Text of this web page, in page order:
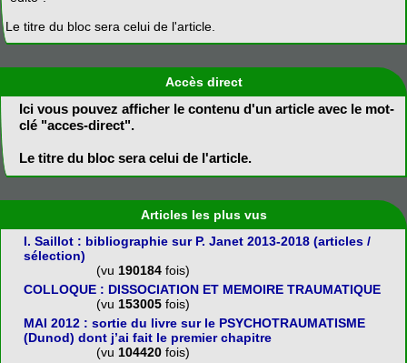
Le titre du bloc sera celui de l'article.
Accès direct
Ici vous pouvez afficher le contenu d'un article avec le mot-
clé "acces-direct".
Le titre du bloc sera celui de l'article.
Articles les plus vus
I. Saillot : bibliographie sur P. Janet 2013-2018 (articles /
sélection)
(vu 190184 fois)
COLLOQUE : DISSOCIATION ET MEMOIRE TRAUMATIQUE
(vu 153005 fois)
MAI 2012 : sortie du livre sur le PSYCHOTRAUMATISME
(Dunod) dont j’ai fait le premier chapitre
(vu 104420 fois)